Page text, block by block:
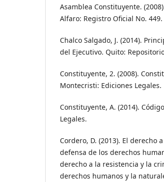
Asamblea Constituyente.
Alfaro: Registro Oficial No. 449.
Chalco Salgado, J. (2014).
del Ejecutivo. Quito:
Constituyente, 2. (2008).
Montecristi: Ediciones Legales.
Constituyente, A. (2014).
Legales.
Cordero, D. (2013). El
defensa de los derechos
derecho a la resistencia y la
derechos humanos y la